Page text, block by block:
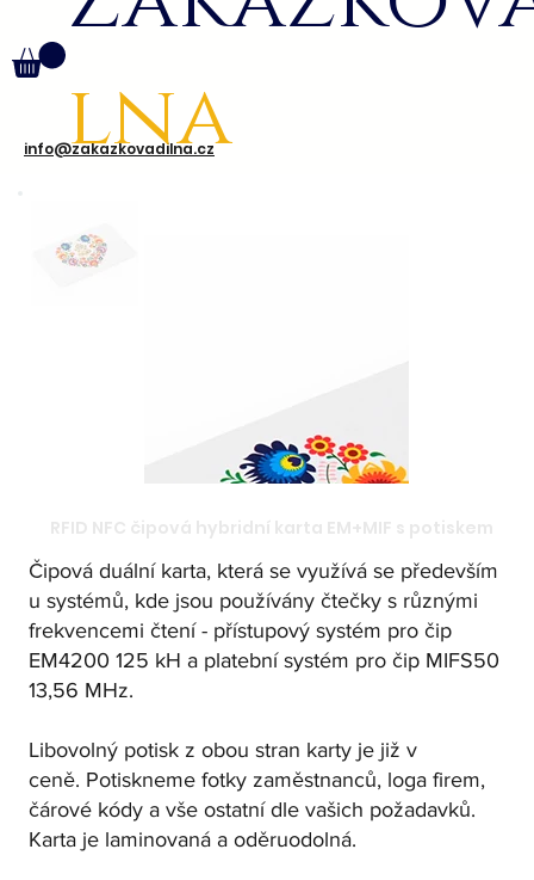
info@zakazkovadilna.cz
lna
Čipová duální karta, která se využívá se především
u systémů, kde jsou používány čtečky s různými
frekvencemi čtení - přístupový systém pro čip
EM4200 125 kH a platební systém pro čip MIFS50
13,56 MHz.
Libovolný potisk z obou stran karty je již v
ceně. Potiskneme fotky zaměstnanců, loga firem,
čárové kódy a vše ostatní dle vašich požadavků.
Karta je laminovaná a oděruodolná.